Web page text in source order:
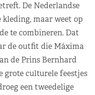
De Nederlandse
kleding, maar weet op
te combineren. Dat
de outfit die Máxima
de Prins Bernhard
grote culturele feestjes
een tweedelige